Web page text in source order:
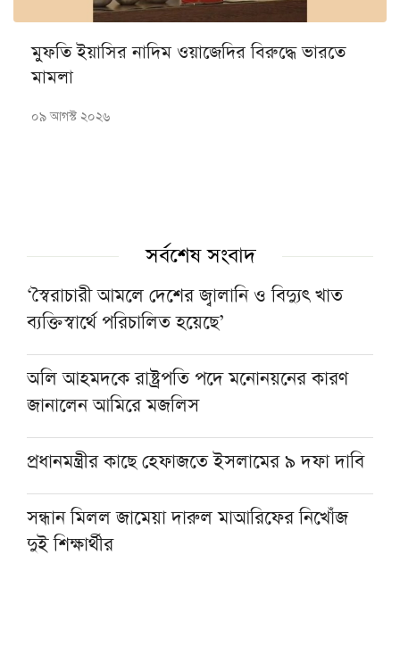
মুফতি ইয়াসির নাদিম ওয়াজেদির বিরুদ্ধে ভারতে
মামলা
০৯ আগস্ট ২০২৬
সর্বশেষ সংবাদ
‘স্বৈরাচারী আমলে দেশের জ্বালানি ও বিদ্যুৎ খাত
ব্যক্তিস্বার্থে পরিচালিত হয়েছে’
অলি আহমদকে রাষ্ট্রপতি পদে মনোনয়নের কারণ
জানালেন আমিরে মজলিস
প্রধানমন্ত্রীর কাছে হেফাজতে ইসলামের ৯ দফা দাবি
সন্ধান মিলল জামেয়া দারুল মাআরিফের নিখোঁজ
দুই শিক্ষার্থীর